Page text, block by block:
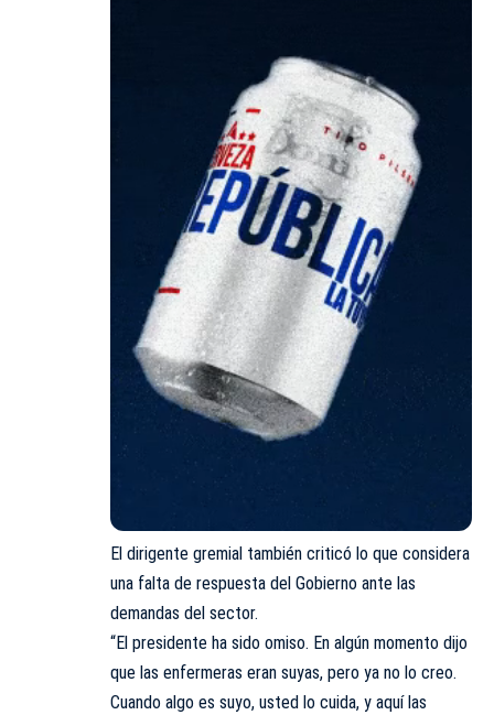
El dirigente gremial también criticó lo que considera
una falta de respuesta del Gobierno ante las
demandas del sector.
“El presidente ha sido omiso. En algún momento dijo
que las enfermeras eran suyas, pero ya no lo creo.
Cuando algo es suyo, usted lo cuida, y aquí las